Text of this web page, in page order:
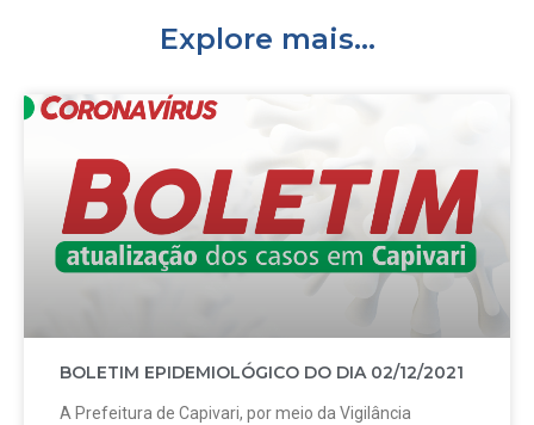
Explore mais...
BOLETIM EPIDEMIOLÓGICO DO DIA 02/12/2021
A Prefeitura de Capivari, por meio da Vigilância